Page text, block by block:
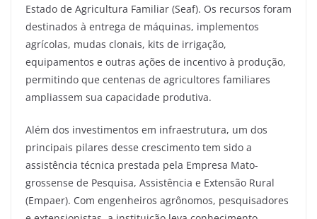
Estado de Agricultura Familiar (Seaf). Os recursos foram
destinados à entrega de máquinas, implementos
agrícolas, mudas clonais, kits de irrigação,
equipamentos e outras ações de incentivo à produção,
permitindo que centenas de agricultores familiares
ampliassem sua capacidade produtiva.
Além dos investimentos em infraestrutura, um dos
principais pilares desse crescimento tem sido a
assistência técnica prestada pela Empresa Mato-
grossense de Pesquisa, Assistência e Extensão Rural
(Empaer). Com engenheiros agrônomos, pesquisadores